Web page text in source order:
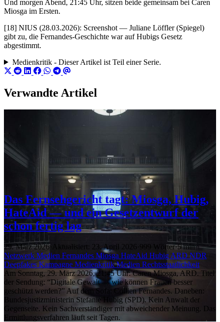
Und morgen Abend, 21:45 Uhr, sitzen beide gemeinsam bei Caren
Miosga im Ersten.
[18] NIUS (28.03.2026): Screenshot — Juliane Löffler (Spiegel)
gibt zu, die Fernandes-Geschichte war auf Hubigs Gesetz
abgestimmt.
Medienkritik - Dieser Artikel ist Teil einer Serie.
Verwandte Artikel
Das Fernsehgericht tagt: Miosga, Hubig,
HateAid — und ein Gesetzentwurf der
schon fertig lag
29. März 2026· Aktualisiert: 23. April 2026·999 Wörter·5 min
Netzwerk Medien Fernandes Miosga HateAid Hubig ARD NDR
Deepfakes Kampagne MedienkritikMedien Rechtsstaatlichkeit
Am Sonntag, 29. März 2026, 21:45 Uhr: Caren Miosga, ARD. Titel
der Sendung: “Digitale Gewalt — wie können Frauen besser
geschützt werden?” Auf dem Sofa: Collien Fernandes. Daneben:
Bundesjustizministerin Stefanie Hubig (SPD). Kein Anwalt der
Gegenseite. Kein Sachverständiger mit abweichender Meinung. Das
Ermittlungsverfahren läuft seit Tagen.